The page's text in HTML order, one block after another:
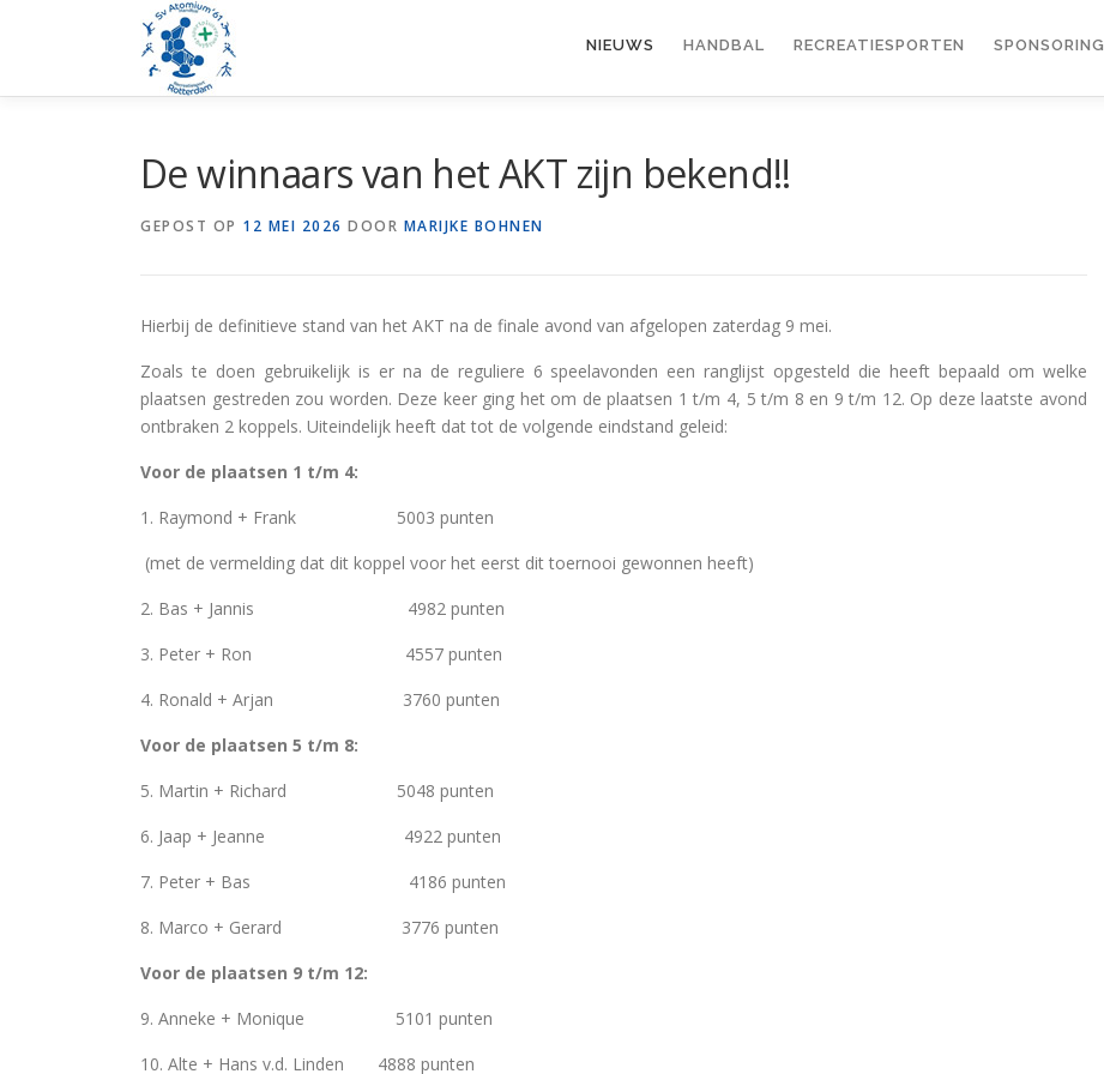
inhoud
NIEUWS HANDBAL RECREATIESPORTEN SPONSORING
De winnaars van het AKT zijn bekend!!
GEPOST OP 12 MEI 2026 DOOR MARIJKE BOHNEN
Hierbij de definitieve stand van het AKT na de finale avond van afgelopen zaterdag 9 mei.
Zoals te doen gebruikelijk is er na de reguliere 6 speelavonden een ranglijst opgesteld die heeft bepaald om welke
plaatsen gestreden zou worden. Deze keer ging het om de plaatsen 1 t/m 4, 5 t/m 8 en 9 t/m 12. Op deze laatste avond
ontbraken 2 koppels. Uiteindelijk heeft dat tot de volgende eindstand geleid:
Voor de plaatsen 1 t/m 4:
1. Raymond + Frank 5003 punten
(met de vermelding dat dit koppel voor het eerst dit toernooi gewonnen heeft)
2. Bas + Jannis 4982 punten
3. Peter + Ron 4557 punten
4. Ronald + Arjan 3760 punten
Voor de plaatsen 5 t/m 8:
5. Martin + Richard 5048 punten
6. Jaap + Jeanne 4922 punten
7. Peter + Bas 4186 punten
8. Marco + Gerard 3776 punten
Voor de plaatsen 9 t/m 12:
9. Anneke + Monique 5101 punten
10. Alte + Hans v.d. Linden 4888 punten